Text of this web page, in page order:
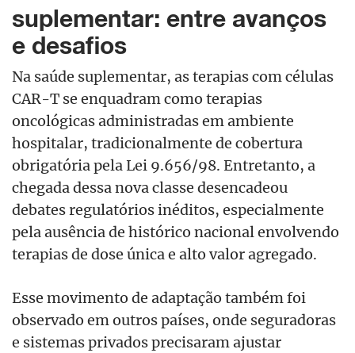
suplementar: entre avanços
e desafios
Na saúde suplementar, as terapias com células
CAR-T se enquadram como terapias
oncológicas administradas em ambiente
hospitalar, tradicionalmente de cobertura
obrigatória pela Lei 9.656/98. Entretanto, a
chegada dessa nova classe desencadeou
debates regulatórios inéditos, especialmente
pela ausência de histórico nacional envolvendo
terapias de dose única e alto valor agregado.
Esse movimento de adaptação também foi
observado em outros países, onde seguradoras
e sistemas privados precisaram ajustar